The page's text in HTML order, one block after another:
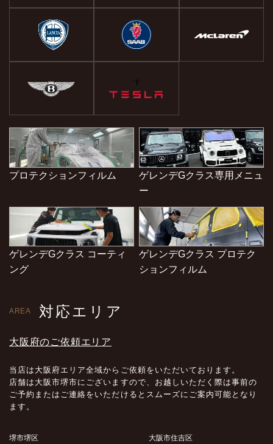
プロテクションフィルム
ゲレンデGクラス専用メニュ
ー
ゲレンデGクラス コーティ
ング
ゲレンデGクラス プロテク
ションフィルム
AREA 対応エリア
大阪府のご依頼エリア
当店は大阪府エリア全域からご依頼をいただいております。
店舗は大阪市堺市にございますので、お越しいただく際は事前の
ご予約またはご連絡をいただけるとスムーズにご案内可能となり
ます。
堺市堺区
大阪市住吉区